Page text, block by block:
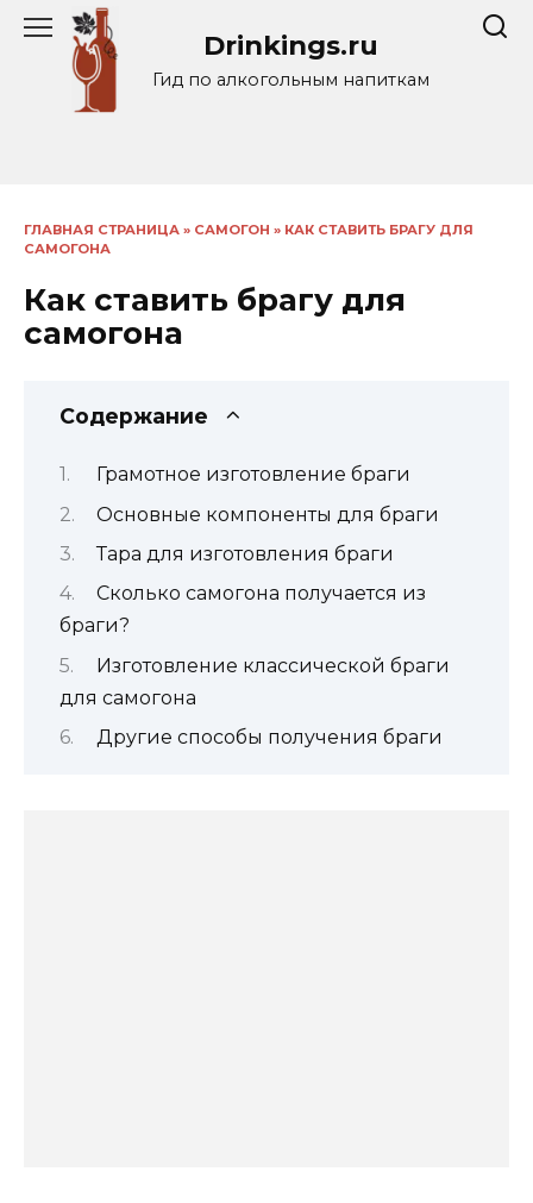
Перейти
содержанию
Drinkings.ru
Гид по алкогольным напиткам
ГЛАВНАЯ СТРАНИЦА » САМОГОН » КАК СТАВИТЬ БРАГУ ДЛЯ
САМОГОНА
Как ставить брагу для
самогона
Содержание
Грамотное изготовление браги
Основные компоненты для браги
Тара для изготовления браги
Сколько самогона получается из
браги?
Изготовление классической браги
для самогона
Другие способы получения браги